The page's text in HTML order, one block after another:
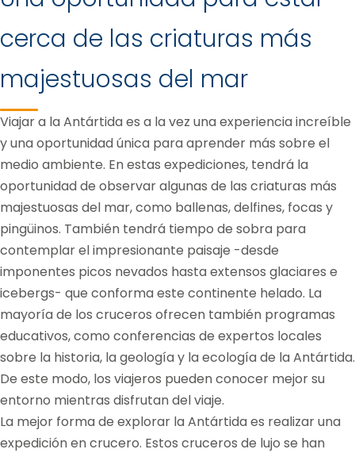
cerca de las criaturas más
majestuosas del mar
Viajar a la Antártida es a la vez una experiencia increíble
y una oportunidad única para aprender más sobre el
medio ambiente. En estas expediciones, tendrá la
oportunidad de observar algunas de las criaturas más
majestuosas del mar, como ballenas, delfines, focas y
pingüinos. También tendrá tiempo de sobra para
contemplar el impresionante paisaje -desde
imponentes picos nevados hasta extensos glaciares e
icebergs- que conforma este continente helado. La
mayoría de los cruceros ofrecen también programas
educativos, como conferencias de expertos locales
sobre la historia, la geología y la ecología de la Antártida.
De este modo, los viajeros pueden conocer mejor su
entorno mientras disfrutan del viaje.
La mejor forma de explorar la Antártida es realizar una
expedición en crucero. Estos cruceros de lujo se han